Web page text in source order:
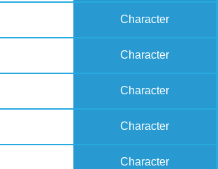
Character
Character
Character
Character
Character